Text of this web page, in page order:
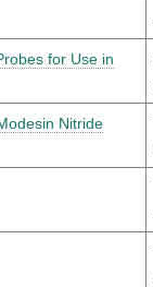
for Use in
Nitride